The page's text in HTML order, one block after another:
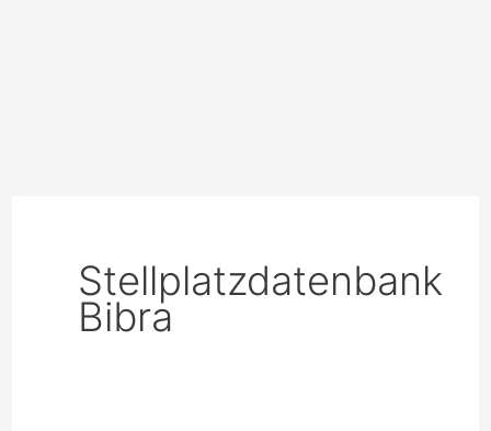
Stellplatzdatenbank
Bibra